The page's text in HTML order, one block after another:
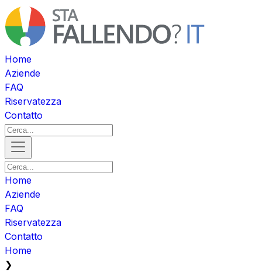
Home
Aziende
FAQ
Riservatezza
Contatto
Home
Aziende
FAQ
Riservatezza
Contatto
Home
❯